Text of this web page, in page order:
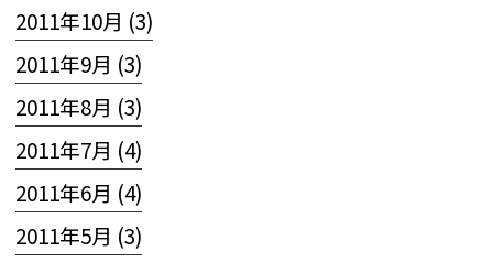
2011年10月 (3)
2011年9月 (3)
2011年8月 (3)
2011年7月 (4)
2011年6月 (4)
2011年5月 (3)